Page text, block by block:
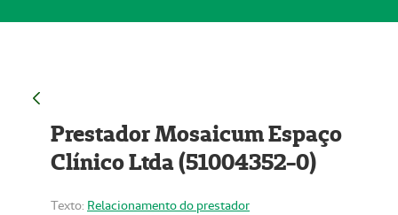
Prestador Mosaicum Espaço
Clínico Ltda (51004352-0)
Texto: Relacionamento do prestador